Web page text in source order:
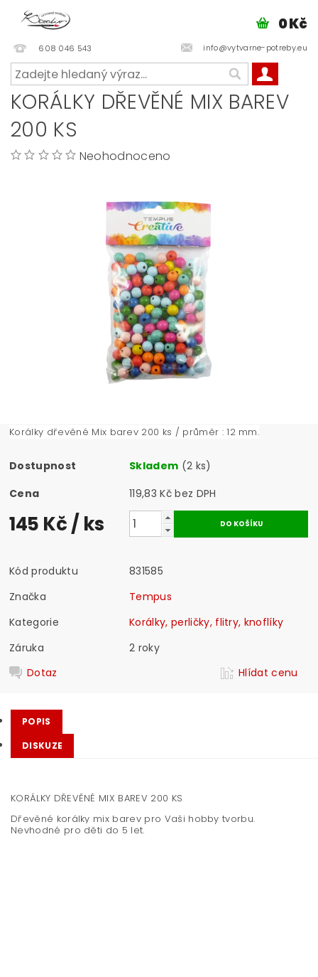
608 046 543 info@vytvarne-potreby.eu
0 Kč
KORÁLKY DŘEVĚNÉ MIX BAREV
200 KS
Neohodnoceno
Korálky dřevěné Mix barev 200 ks / průměr : 12 mm.
Dostupnost Skladem (2 ks)
Cena
119,83 Kč bez DPH
145 Kč/ ks
Kód produktu
831585
Značka
Tempus
Kategorie
Korálky, perličky, flitry, knoflíky
Záruka
2 roky
Dotaz
Hlídat cenu
POPIS
DISKUZE
KORÁLKY DŘEVĚNÉ MIX BAREV 200 KS
Dřevěné korálky mix barev pro Vaši hobby tvorbu.
Nevhodné pro děti do 5 let.